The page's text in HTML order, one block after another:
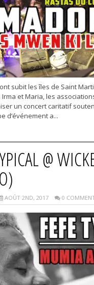
subit les îles de Saint
et Maria, les
un concert caritatif
d’événement a...
@
AOÛT 2ND, 2017 0